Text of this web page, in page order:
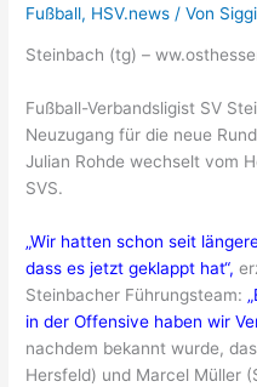
Fußball, HSV.news / Von
Steinbach (tg) –
Fußball-Verbandsligist SV
Neuzugang für die neue
Julian Rohde wechselt vom
SVS.
„Wir hatten schon seit
dass es jetzt geklappt hat“,
Steinbacher Führungsteam:
in der Offensive haben wir
nachdem bekannt wurde,
Hersfeld) und Marcel Müller